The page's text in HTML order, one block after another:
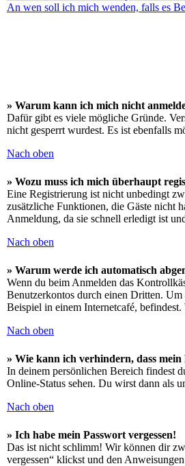
An wen soll ich mich wenden, falls es
» Warum kann ich mich nicht
Dafür gibt es viele mögliche Gründe.
nicht gesperrt wurdest. Es ist ebenfalls
Nach oben
» Wozu muss ich mich überhaupt
Eine Registrierung ist nicht unbedingt
zusätzliche Funktionen, die Gäste nicht
Anmeldung, da sie schnell erledigt ist
Nach oben
» Warum werde ich automatisch
Wenn du beim Anmelden das
Benutzerkontos durch einen Dritten.
Beispiel in einem Internetcafé,
Nach oben
» Wie kann ich verhindern, dass
In deinem persönlichen Bereich findest
Online-Status sehen. Du wirst dann als
Nach oben
» Ich habe mein Passwort vergessen!
Das ist nicht schlimm! Wir können dir
vergessen“ klickst und den